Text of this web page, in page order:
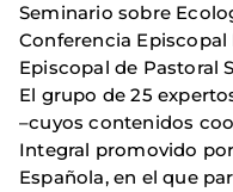
Seminario sobre
Conferencia
Episcopal de Pastoral
El grupo de 25
–cuyos contenidos
Integral promovido
Española, en el que